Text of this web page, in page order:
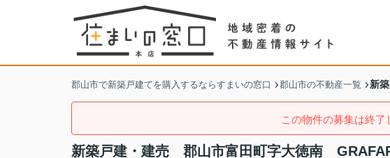
郡山市で新築戸建てを購入するならすまいの窓口 郡山市の不動産一覧 新
この物件の募集は終了
新築戸建・建売 郡山市富田町字大徳南